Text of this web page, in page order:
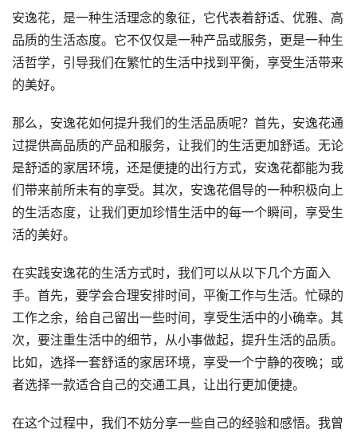
安逸花，是一种生活理念的象征，它代表着舒适、优雅、高
品质的生活态度。它不仅仅是一种产品或服务，更是一种生
活哲学，引导我们在繁忙的生活中找到平衡，享受生活带来
的美好。
那么，安逸花如何提升我们的生活品质呢？首先，安逸花通
过提供高品质的产品和服务，让我们的生活更加舒适。无论
是舒适的家居环境，还是便捷的出行方式，安逸花都能为我
们带来前所未有的享受。其次，安逸花倡导的一种积极向上
的生活态度，让我们更加珍惜生活中的每一个瞬间，享受生
活的美好。
在实践安逸花的生活方式时，我们可以从以下几个方面入
手。首先，要学会合理安排时间，平衡工作与生活。忙碌的
工作之余，给自己留出一些时间，享受生活中的小确幸。其
次，要注重生活中的细节，从小事做起，提升生活的品质。
比如，选择一套舒适的家居环境，享受一个宁静的夜晚；或
者选择一款适合自己的交通工具，让出行更加便捷。
在这个过程中，我们不妨分享一些自己的经验和感悟。我曾